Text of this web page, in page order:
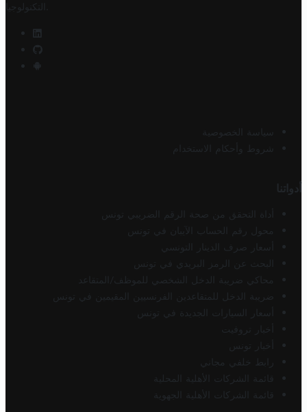
التكنولوجيا
سياسة الخصوصية
شروط وأحكام الاستخدام
أدواتنا
أداة التحقق من صحة الرقم الضريبي تونس
محول رقم الحساب الآيبان في تونس
أسعار صرف الدينار التونسي
البحث عن الرمز البريدي في تونس
محاكي ضريبة الدخل الشخصي للموظف/المتقاعد
ضريبة الدخل للمتقاعدين الفرنسيين المقيمين في تونس
أسعار السيارات الجديدة في تونس
أخبار تروفيت
أخبار تونس
رابط خلفي مجاني
قائمة الشركات الأهلية المحلية
قائمة الشركات الأهلية الجهوية